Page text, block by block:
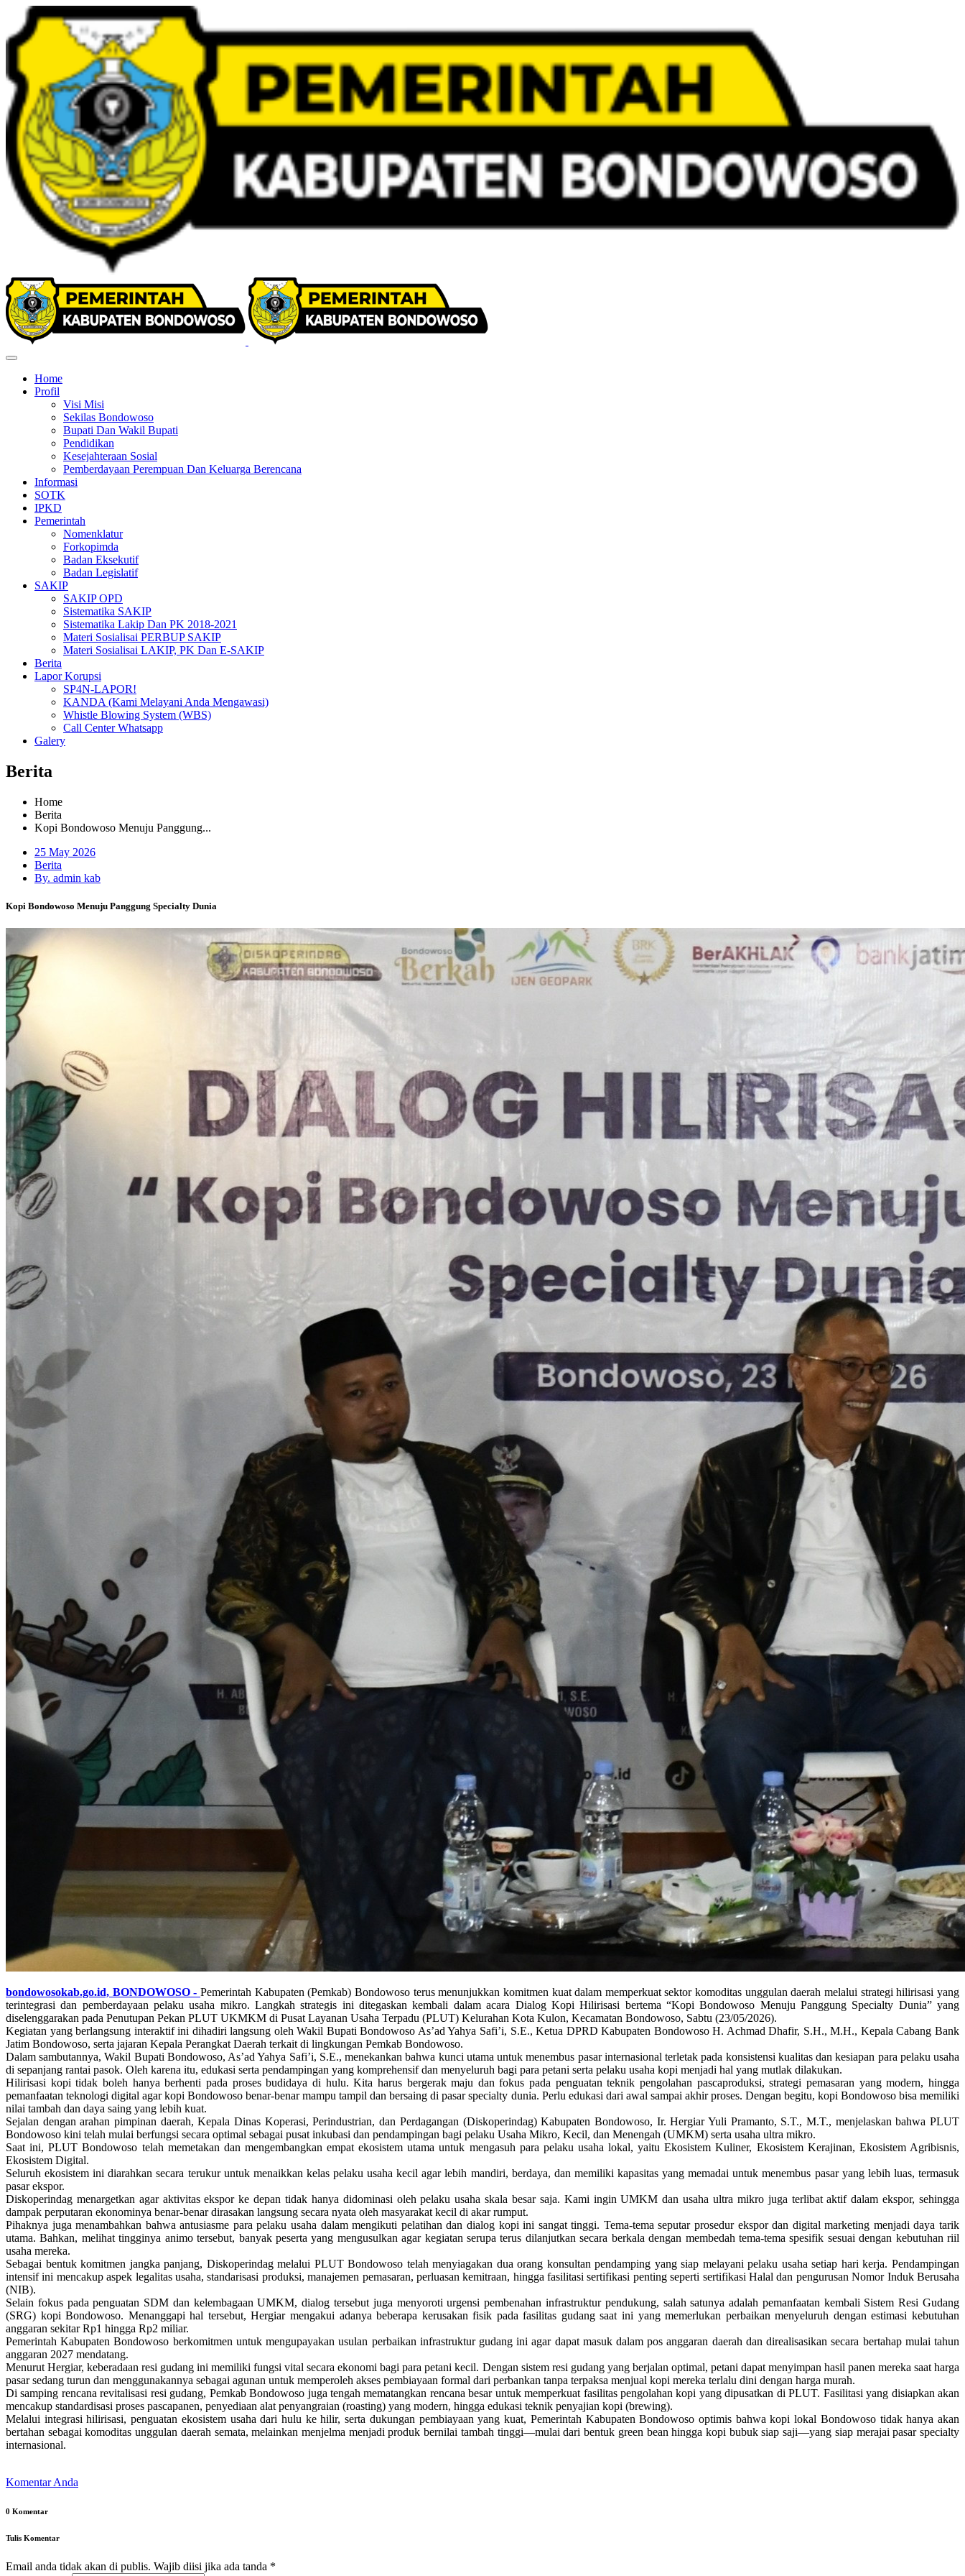
Home
Profil
Visi Misi
Sekilas Bondowoso
Bupati Dan Wakil Bupati
Pendidikan
Kesejahteraan Sosial
Pemberdayaan Perempuan Dan Keluarga Berencana
Informasi
SOTK
IPKD
Pemerintah
Nomenklatur
Forkopimda
Badan Eksekutif
Badan Legislatif
SAKIP
SAKIP OPD
Sistematika SAKIP
Sistematika Lakip Dan PK 2018-2021
Materi Sosialisai PERBUP SAKIP
Materi Sosialisai LAKIP, PK Dan E-SAKIP
Berita
Lapor Korupsi
SP4N-LAPOR!
KANDA (Kami Melayani Anda Mengawasi)
Whistle Blowing System (WBS)
Call Center Whatsapp
Galery
Berita
Home
Berita
Kopi Bondowoso Menuju Panggung...
25 May 2026
Berita
By. admin kab
Kopi Bondowoso Menuju Panggung Specialty Dunia
bondowosokab.go.id, BONDOWOSO - Pemerintah Kabupaten (Pemkab) Bondowoso terus menunjukkan komitmen kuat dalam memperkuat sektor komoditas unggulan daerah melalui strategi hilirisasi yang
terintegrasi dan pemberdayaan pelaku usaha mikro. Langkah strategis ini ditegaskan kembali dalam acara Dialog Kopi Hilirisasi bertema “Kopi Bondowoso Menuju Panggung Specialty Dunia” yang
diselenggarakan pada Penutupan Pekan PLUT UKMKM di Pusat Layanan Usaha Terpadu (PLUT) Kelurahan Kota Kulon, Kecamatan Bondowoso, Sabtu (23/05/2026).
Kegiatan yang berlangsung interaktif ini dihadiri langsung oleh Wakil Bupati Bondowoso As’ad Yahya Safi’i, S.E., Ketua DPRD Kabupaten Bondowoso H. Achmad Dhafir, S.H., M.H., Kepala Cabang Bank
Jatim Bondowoso, serta jajaran Kepala Perangkat Daerah terkait di lingkungan Pemkab Bondowoso.
Dalam sambutannya, Wakil Bupati Bondowoso, As’ad Yahya Safi’i, S.E., menekankan bahwa kunci utama untuk menembus pasar internasional terletak pada konsistensi kualitas dan kesiapan para pelaku usaha
di sepanjang rantai pasok. Oleh karena itu, edukasi serta pendampingan yang komprehensif dan menyeluruh bagi para petani serta pelaku usaha kopi menjadi hal yang mutlak dilakukan.
Hilirisasi kopi tidak boleh hanya berhenti pada proses budidaya di hulu. Kita harus bergerak maju dan fokus pada penguatan teknik pengolahan pascaproduksi, strategi pemasaran yang modern, hingga
pemanfaatan teknologi digital agar kopi Bondowoso benar-benar mampu tampil dan bersaing di pasar specialty dunia. Perlu edukasi dari awal sampai akhir proses. Dengan begitu, kopi Bondowoso bisa memiliki
nilai tambah dan daya saing yang lebih kuat.
Sejalan dengan arahan pimpinan daerah, Kepala Dinas Koperasi, Perindustrian, dan Perdagangan (Diskoperindag) Kabupaten Bondowoso, Ir. Hergiar Yuli Pramanto, S.T., M.T., menjelaskan bahwa PLUT
Bondowoso kini telah mulai berfungsi secara optimal sebagai pusat inkubasi dan pendampingan bagi pelaku Usaha Mikro, Kecil, dan Menengah (UMKM) serta usaha ultra mikro.
Saat ini, PLUT Bondowoso telah memetakan dan mengembangkan empat ekosistem utama untuk mengasuh para pelaku usaha lokal, yaitu Ekosistem Kuliner, Ekosistem Kerajinan, Ekosistem Agribisnis,
Ekosistem Digital.
Seluruh ekosistem ini diarahkan secara terukur untuk menaikkan kelas pelaku usaha kecil agar lebih mandiri, berdaya, dan memiliki kapasitas yang memadai untuk menembus pasar yang lebih luas, termasuk
pasar ekspor.
Diskoperindag menargetkan agar aktivitas ekspor ke depan tidak hanya didominasi oleh pelaku usaha skala besar saja. Kami ingin UMKM dan usaha ultra mikro juga terlibat aktif dalam ekspor, sehingga
dampak perputaran ekonominya benar-benar dirasakan langsung secara nyata oleh masyarakat kecil di akar rumput.
Pihaknya juga menambahkan bahwa antusiasme para pelaku usaha dalam mengikuti pelatihan dan dialog kopi ini sangat tinggi. Tema-tema seputar prosedur ekspor dan digital marketing menjadi daya tarik
utama. Bahkan, melihat tingginya animo tersebut, banyak peserta yang mengusulkan agar kegiatan serupa terus dilanjutkan secara berkala dengan membedah tema-tema spesifik sesuai dengan kebutuhan riil
usaha mereka.
Sebagai bentuk komitmen jangka panjang, Diskoperindag melalui PLUT Bondowoso telah menyiagakan dua orang konsultan pendamping yang siap melayani pelaku usaha setiap hari kerja. Pendampingan
intensif ini mencakup aspek legalitas usaha, standarisasi produksi, manajemen pemasaran, perluasan kemitraan, hingga fasilitasi sertifikasi penting seperti sertifikasi Halal dan pengurusan Nomor Induk Berusaha
(NIB).
Selain fokus pada penguatan SDM dan kelembagaan UMKM, dialog tersebut juga menyoroti urgensi pembenahan infrastruktur pendukung, salah satunya adalah pemanfaatan kembali Sistem Resi Gudang
(SRG) kopi Bondowoso. Menanggapi hal tersebut, Hergiar mengakui adanya beberapa kerusakan fisik pada fasilitas gudang saat ini yang memerlukan perbaikan menyeluruh dengan estimasi kebutuhan
anggaran sekitar Rp1 hingga Rp2 miliar.
Pemerintah Kabupaten Bondowoso berkomitmen untuk mengupayakan usulan perbaikan infrastruktur gudang ini agar dapat masuk dalam pos anggaran daerah dan direalisasikan secara bertahap mulai tahun
anggaran 2027 mendatang.
Menurut Hergiar, keberadaan resi gudang ini memiliki fungsi vital secara ekonomi bagi para petani kecil. Dengan sistem resi gudang yang berjalan optimal, petani dapat menyimpan hasil panen mereka saat harga
pasar sedang turun dan menggunakannya sebagai agunan untuk memperoleh akses pembiayaan formal dari perbankan tanpa terpaksa menjual kopi mereka terlalu dini dengan harga murah.
Di samping rencana revitalisasi resi gudang, Pemkab Bondowoso juga tengah mematangkan rencana besar untuk memperkuat fasilitas pengolahan kopi yang dipusatkan di PLUT. Fasilitasi yang disiapkan akan
mencakup standardisasi proses pascapanen, penyediaan alat penyangraian (roasting) yang modern, hingga edukasi teknik penyajian kopi (brewing).
Melalui integrasi hilirisasi, penguatan ekosistem usaha dari hulu ke hilir, serta dukungan pembiayaan yang kuat, Pemerintah Kabupaten Bondowoso optimis bahwa kopi lokal Bondowoso tidak hanya akan
bertahan sebagai komoditas unggulan daerah semata, melainkan menjelma menjadi produk bernilai tambah tinggi—mulai dari bentuk green bean hingga kopi bubuk siap saji—yang siap merajai pasar specialty
internasional.
Komentar Anda
0 Komentar
Tulis Komentar
Email anda tidak akan di publis. Wajib diisi jika ada tanda *